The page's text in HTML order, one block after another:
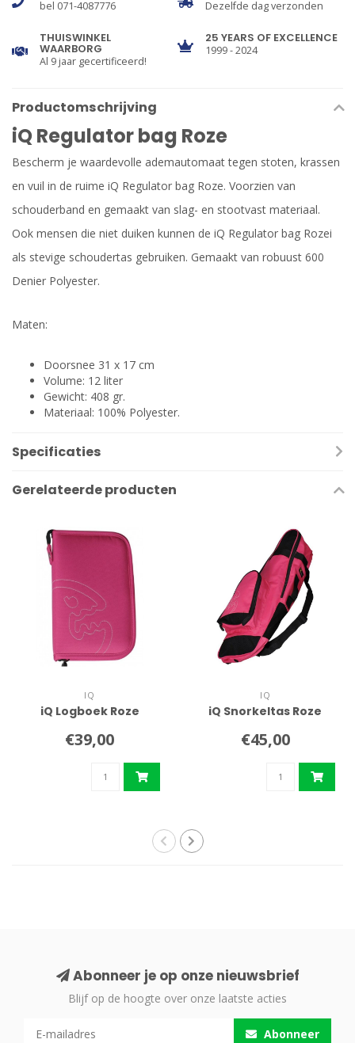
bel 071-4087776 Dezelfde dag verzonden
THUISWINKEL
WAARBORG
Al 9 jaar gecertificeerd!
25 YEARS OF EXCELLENCE
1999 - 2024
Productomschrijving
iQ Regulator bag Roze
Bescherm je waardevolle ademautomaat tegen stoten, krassen
en vuil in de ruime iQ Regulator bag Roze. Voorzien van
schouderband en gemaakt van slag- en stootvast materiaal.
Ook mensen die niet duiken kunnen de iQ Regulator bag Rozei
als stevige schoudertas gebruiken. Gemaakt van robuust 600
Denier Polyester.
Maten:
Doorsnee 31 x 17 cm
Volume: 12 liter
Gewicht: 408 gr.
Materiaal: 100% Polyester.
Specificaties
Gerelateerde producten
IQ
iQ Logboek Roze
€39,00
IQ
iQ Snorkeltas Roze
€45,00
Abonneer je op onze nieuwsbrief
Blijf op de hoogte over onze laatste acties
Abonneer